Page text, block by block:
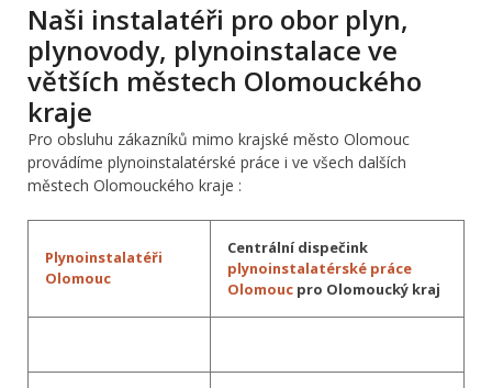
Naši instalatéři pro obor plyn,
plynovody, plynoinstalace ve
větších městech Olomouckého
kraje
Pro obsluhu zákazníků mimo krajské město Olomouc
provádíme plynoinstalatérské práce i ve všech dalších
městech Olomouckého kraje :
Plynoinstalatéři
Olomouc
Centrální dispečink
plynoinstalatérské práce
Olomouc pro Olomoucký kraj